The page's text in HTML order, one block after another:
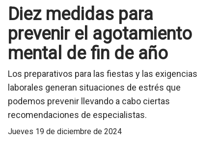
Diez medidas para
prevenir el agotamiento
mental de fin de año
Los preparativos para las fiestas y las exigencias
laborales generan situaciones de estrés que
podemos prevenir llevando a cabo ciertas
recomendaciones de especialistas.
jueves 19 de diciembre de 2024